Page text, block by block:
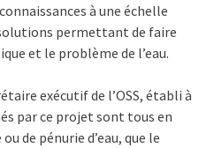
à une échelle
permettant de faire
et le problème de l’eau.
exécutif de l’OSS, établi à
par ce projet sont tous en
de pénurie d’eau, que le